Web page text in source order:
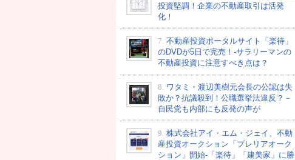
投資堅調！企業の不動産取引は活発
化！
7. 不動産投資ポータルサイト「楽待」
のDVDが5日で完売！-サラリーマンの
不動産投資に注意すべき点は？
8. ワタミ・渡辺美樹元会長の公認は失
敗か？抗議殺到！公職選挙法違反？－
自民党も内部にも反発の声が
9. 株式会社アイ・エム・ジェイ、不動
産投資オークション「プレリアオーク
ション」開始-「楽待」「建美家」に勝